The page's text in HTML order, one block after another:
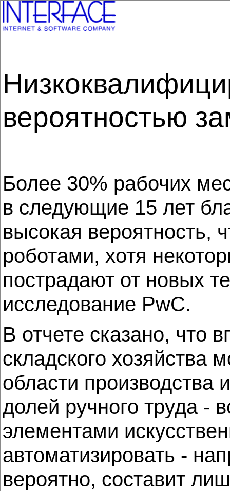
вероятностью
Более 30% рабочих
в следующие 15 лет
высокая вероятность,
роботами, хотя
пострадают от новых
исследование PwC.
В отчете сказано, что
складского хозяйства
области производства
долей ручного труда -
элементами
автоматизировать -
вероятно, составит